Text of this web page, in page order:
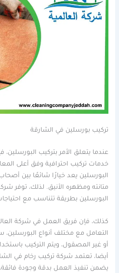
تركيب بورسلين في الشارقة
عندما يتعلق الأمر بتركيب البورسلين،
خدمات تركيب احترافية وفق أعلى
البورسلين يعد خيارًا شائعًا بين
متانته ومظهره الأنيق. لذلك، توفر
البورسلين بطريقة تتناسب مع
كذلك، فإن فريق العمل في شركة
التعامل مع مختلف أنواع
أو غير المصقول، ويتم التركيب
أيضا، تعتمد شركة تركيب رخام في
يضمن تنفيذ العمل بدقة وجودة فائقة،